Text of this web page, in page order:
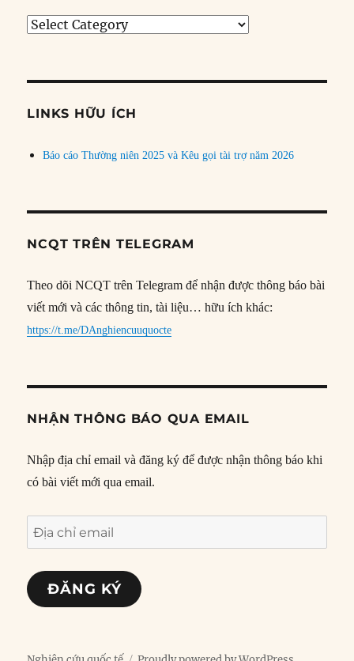
Tìm
đề
LINKS HỮU ÍCH
Báo cáo Thường niên 2025 và Kêu gọi tài trợ năm 2026
NCQT TRÊN TELEGRAM
Theo dõi NCQT trên Telegram để nhận được thông báo bài
viết mới và các thông tin, tài liệu… hữu ích khác:
https://t.me/DAnghiencuuquocte
NHẬN THÔNG BÁO QUA EMAIL
Nhập địa chỉ email và đăng ký để được nhận thông báo khi
có bài viết mới qua email.
Địa
chỉ
email
ĐĂNG KÝ